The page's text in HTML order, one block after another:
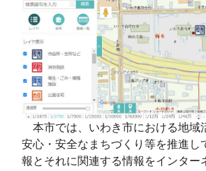
本市では、いわき市における地域
安心・安全なまちづくり等を推進し
報とそれに関連する情報をインター